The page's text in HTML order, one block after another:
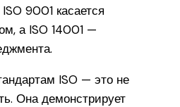
9001 касается
а ISO 14001 —
ISO — это не
Она демонстрирует